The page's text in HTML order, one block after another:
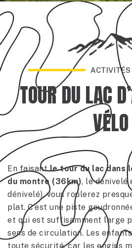
ACTIVITÉS
TOUR DU LAC
VÉLO
En faisantle tour du lac dans
du montre (36km), le dénivelé
dénivelé), vous roulerez
plat. C’est une piste
et qui est suffisamment large
sens de circulation. Les
toute sécurité, car les engins